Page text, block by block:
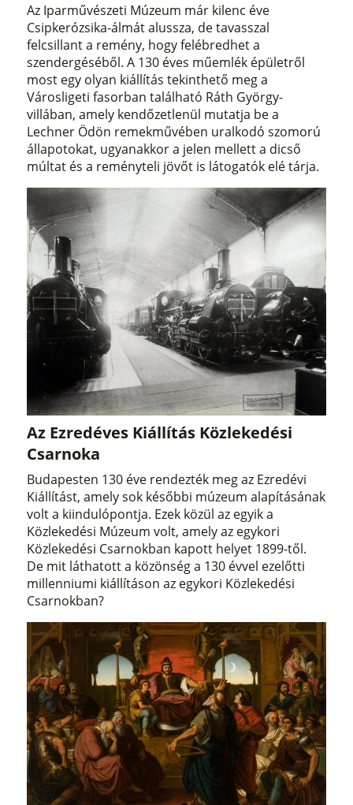
Az Iparművészeti Múzeum már kilenc éve
Csipkerózsika-álmát alussza, de tavasszal
felcsillant a remény, hogy felébredhet a
szendergéséből. A 130 éves műemlék épületről
most egy olyan kiállítás tekinthető meg a
Városligeti fasorban található Ráth György-
villában, amely kendőzetlenül mutatja be a
Lechner Ödön remekművében uralkodó szomorú
állapotokat, ugyanakkor a jelen mellett a dicső
múltat és a reményteli jövőt is látogatók elé tárja.
Az Ezredéves Kiállítás Közlekedési
Csarnoka
Budapesten 130 éve rendezték meg az Ezredévi
Kiállítást, amely sok későbbi múzeum alapításának
volt a kiindulópontja. Ezek közül az egyik a
Közlekedési Múzeum volt, amely az egykori
Közlekedési Csarnokban kapott helyet 1899-től.
De mit láthatott a közönség a 130 évvel ezelőtti
millenniumi kiállításon az egykori Közlekedési
Csarnokban?